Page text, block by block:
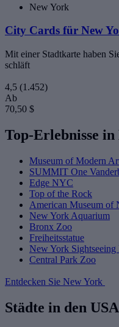
New York
City Cards für New
Mit einer Stadtkarte haben
schläft
4,5 (1.452)
Ab
70,50 $
Top-Erlebnisse in
Museum of Modern
SUMMIT One
Edge NYC
Top of the Rock
American Museum
New York Aquarium
Bronx Zoo
Freiheitsstatue
New York Sightseeing
Central Park Zoo
Entdecken Sie New York
Städte in den USA